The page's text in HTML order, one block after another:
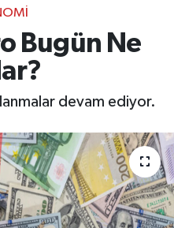
Bugün Ne
devam ediyor.
ve Fikstür